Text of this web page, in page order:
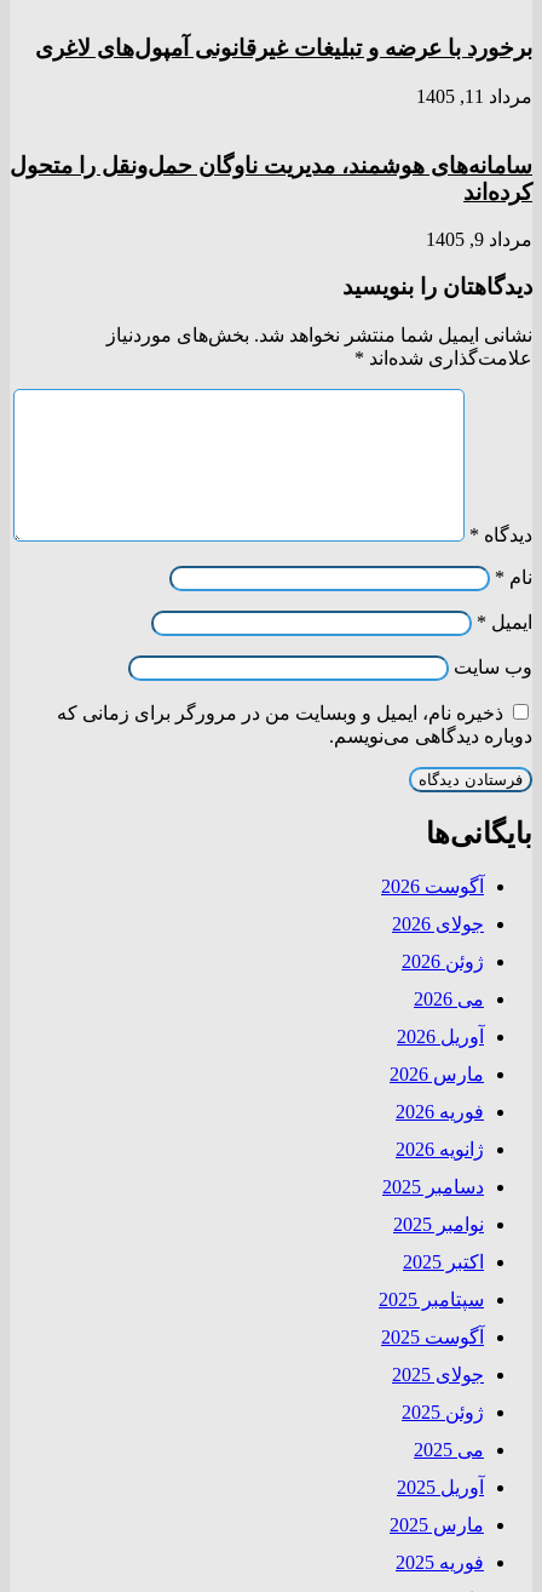
برخورد با عرضه و تبلیغات غیرقانونی آمپول‌های لاغری
مرداد 11, 1405
سامانه‌های هوشمند، مدیریت ناوگان حمل‌ونقل را متحول
کرده‌اند
مرداد 9, 1405
دیدگاهتان را بنویسید
نشانی ایمیل شما منتشر نخواهد شد. بخش‌های موردنیاز
علامت‌گذاری شده‌اند *
دیدگاه *
نام *
ایمیل *
وب‌ سایت
ذخیره نام، ایمیل و وبسایت من در مرورگر برای زمانی که
دوباره دیدگاهی می‌نویسم.
بایگانی‌ها
آگوست 2026
جولای 2026
ژوئن 2026
می 2026
آوریل 2026
مارس 2026
فوریه 2026
ژانویه 2026
دسامبر 2025
نوامبر 2025
اکتبر 2025
سپتامبر 2025
آگوست 2025
جولای 2025
ژوئن 2025
می 2025
آوریل 2025
مارس 2025
فوریه 2025